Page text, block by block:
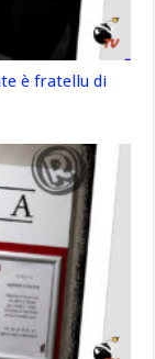
è fratellu di